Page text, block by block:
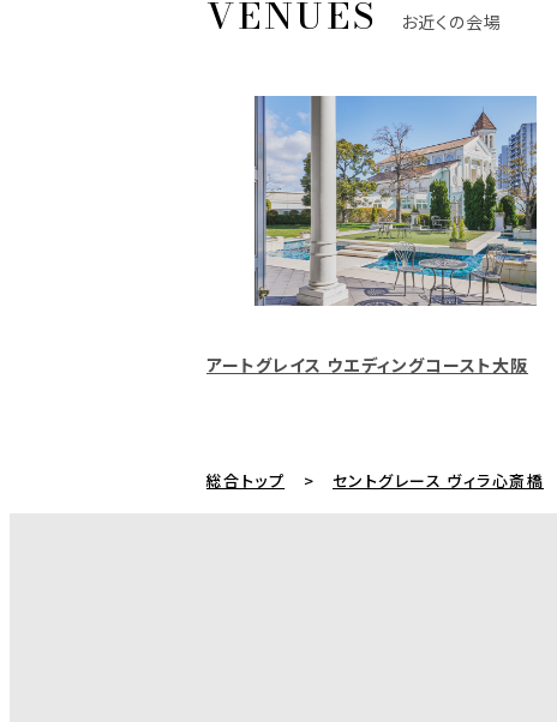
お近くの会場
アートグレイス ウエディングコースト大阪
総合トップ セントグレース ヴィラ心斎橋